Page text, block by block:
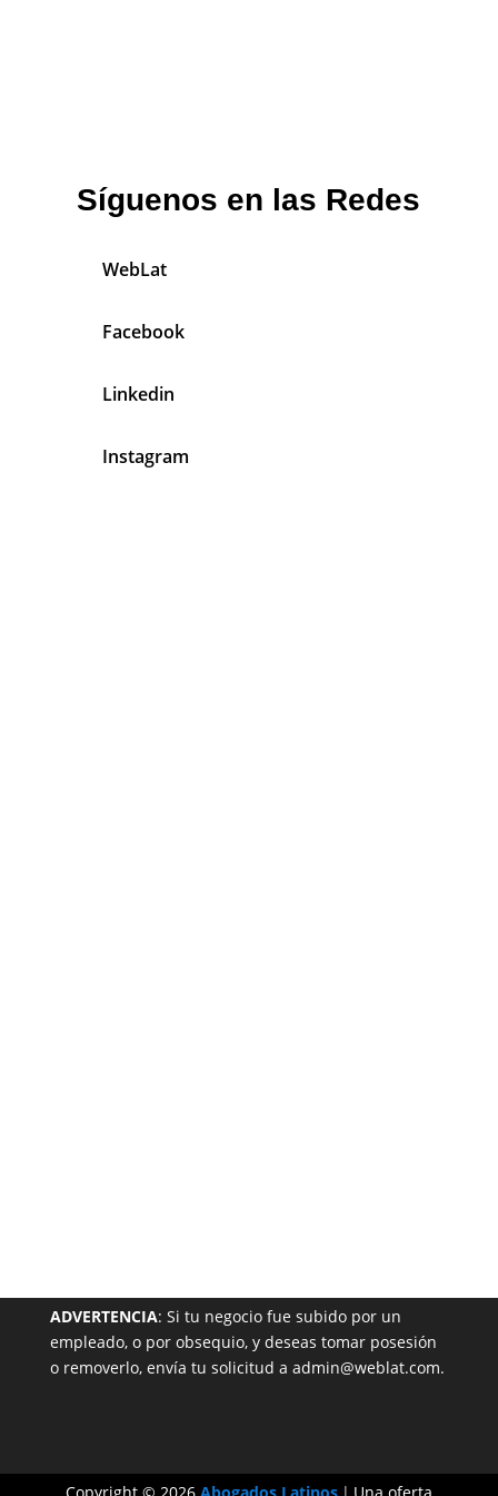
Síguenos en las Redes
WebLat
Facebook
Linkedin
Instagram
ADVERTENCIA: Si tu negocio fue subido por un
empleado, o por obsequio, y deseas tomar posesión
o removerlo, envía tu solicitud a admin@weblat.com.